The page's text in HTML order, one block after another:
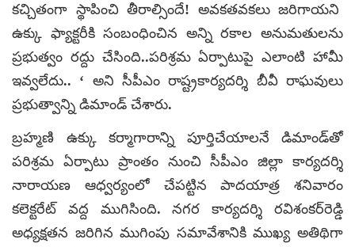
కచ్చితంగా స్థాపించి తీరాల్సిందే! అవకతవకలు జరిగాయని
ఉక్కు ఫ్యాక్టరీకి సంబంధించిన అన్ని రకాల అనుమతులను
ప్రభుత్వం రద్దు చేసింది..పరిశ్రమ ఏర్పాటుపై ఎలాంటి హామీ
ఇవ్వలేదు.. ‘ అని సీపీఎం రాష్ట్రకార్యదర్శి బీవీ రాఘవులు
ప్రభుత్వాన్ని డిమాండ్ చేశారు.
బ్రహ్మణి ఉక్కు కర్మాగారాన్ని పూర్తిచేయాలనే డిమాండ్‌తో
పరిశ్రమ ఏర్పాటు ప్రాంతం నుంచి సీపీఎం జిల్లా కార్యదర్శి
నారాయణ ఆధ్వర్యంలో చేపట్టిన పాదయాత్ర శనివారం
కలెక్టరేట్ వద్ద ముగిసింది. నగర కార్యదర్శి రవిశంకర్‌రెడ్డి
అధ్యక్షతన జరిగిన ముగింపు సమావేశానికి ముఖ్య అతిథిగా